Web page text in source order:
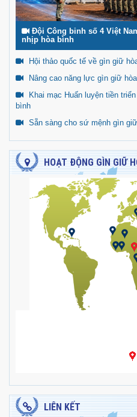
Đội Công binh số 4 Việt
nhịp hòa bình
Hội thảo quốc tế về gìn giữ
Nâng cao năng lực gìn giữ
Khai mạc Huấn luyện tiền
bình
Sẵn sàng cho sứ mệnh gìn
HOẠT ĐỘNG GÌN GIỮ
LIÊN KẾT